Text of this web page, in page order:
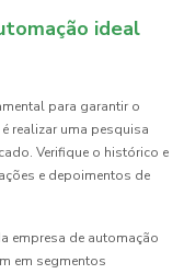
ideal
para garantir o
realizar uma pesquisa
Verifique o histórico e
e depoimentos de
empresa de automação
em segmentos